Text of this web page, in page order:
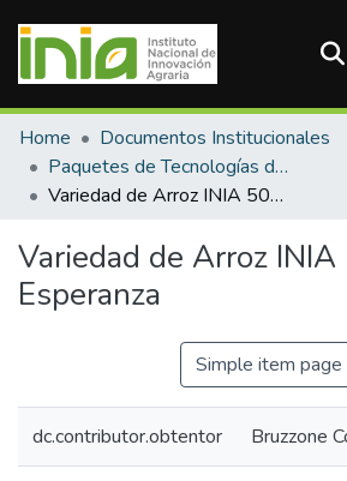
Communities & Collections
All of DSpace
Statistics
Home
Documentos Institucionales
Paquetes de Tecnologías del INIA
Variedad de Arroz INIA 509 – La Esperanza
Variedad de Arroz
Esperanza
Simple item page
dc.contributor.obtentor Bruzzone